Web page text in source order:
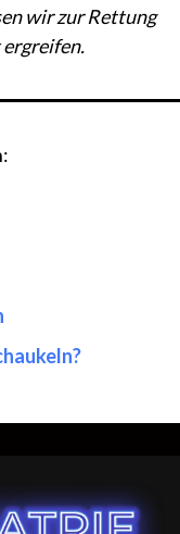
wir zur Rettung